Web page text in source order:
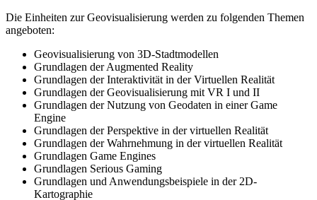
Die Einheiten zur Geovisualisierung werden zu folgenden Themen
angeboten:
Geovisualisierung von 3D-Stadtmodellen
Grundlagen der Augmented Reality
Grundlagen der Interaktivität in der Virtuellen Realität
Grundlagen der Geovisualisierung mit VR I und II
Grundlagen der Nutzung von Geodaten in einer Game
Engine
Grundlagen der Perspektive in der virtuellen Realität
Grundlagen der Wahrnehmung in der virtuellen Realität
Grundlagen Game Engines
Grundlagen Serious Gaming
Grundlagen und Anwendungsbeispiele in der 2D-
Kartographie